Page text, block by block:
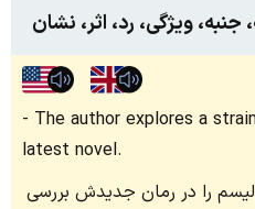
ویژگی، رد، اثر، نشان
The author explores a
latest novel.
را در رمان جدیدش بررسی